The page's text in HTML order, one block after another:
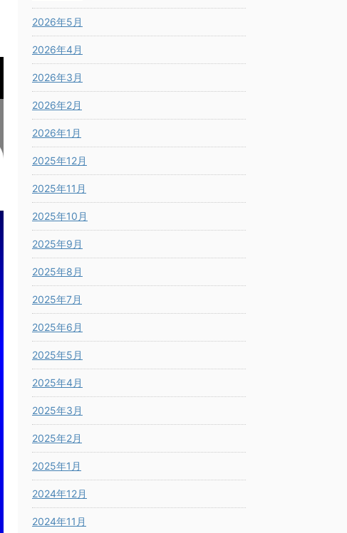
2026年5月
2026年4月
2026年3月
2026年2月
2026年1月
2025年12月
2025年11月
2025年10月
2025年9月
2025年8月
2025年7月
2025年6月
2025年5月
2025年4月
2025年3月
2025年2月
2025年1月
2024年12月
2024年11月